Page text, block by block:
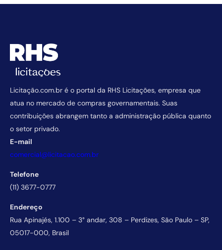
Licitação.com.br é o portal da RHS Licitações, empresa que
atua no mercado de compras governamentais. Suas
contribuições abrangem tanto a administração pública quanto
o setor privado.
E-mail
comercial@licitacao.com.br
Telefone
(11) 3677-0777
Endereço
Rua Apinajés, 1.100 – 3° andar, 308 – Perdizes, São Paulo – SP,
05017-000, Brasil